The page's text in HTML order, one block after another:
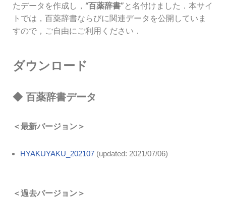
たデータを作成し， “百薬辞書” と名付けました．本サイ
トでは，百薬辞書ならびに関連データを公開していま
すので，ご自由にご利用ください．
ダウンロード
◆ 百薬辞書データ
＜最新バージョン＞
HYAKUYAKU_202107 (updated: 2021/07/06)
＜過去バージョン＞